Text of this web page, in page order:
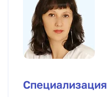
Специализация